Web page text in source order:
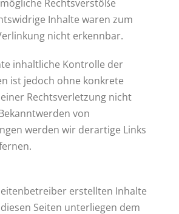
Rechtsverstöße
Inhalte waren zum
nicht erkennbar.
inhaltliche Kontrolle der
ist jedoch ohne konkrete
Rechtsverletzung nicht
von
werden wir derartige Links
erstellten Inhalte
Seiten unterliegen dem